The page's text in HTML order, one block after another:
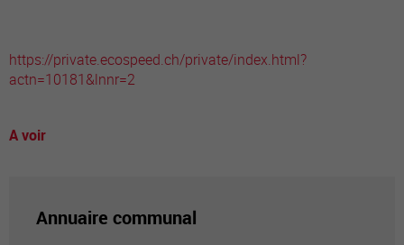
https://private.ecospeed.ch/private/index.html?
actn=10181&lnnr=2
A voir
Annuaire communal